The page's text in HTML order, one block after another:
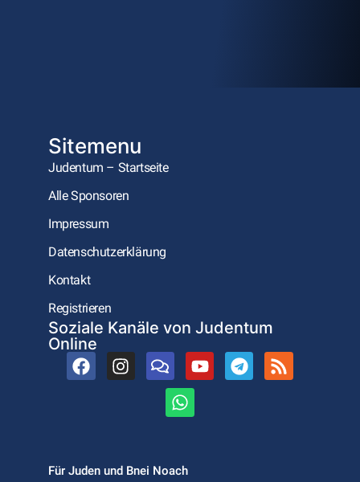
Sitemenu
Judentum – Startseite
Alle Sponsoren
Impressum
Datenschutzerklärung
Kontakt
Registrieren
Soziale Kanäle von Judentum
Online
Für Juden und Bnei Noach